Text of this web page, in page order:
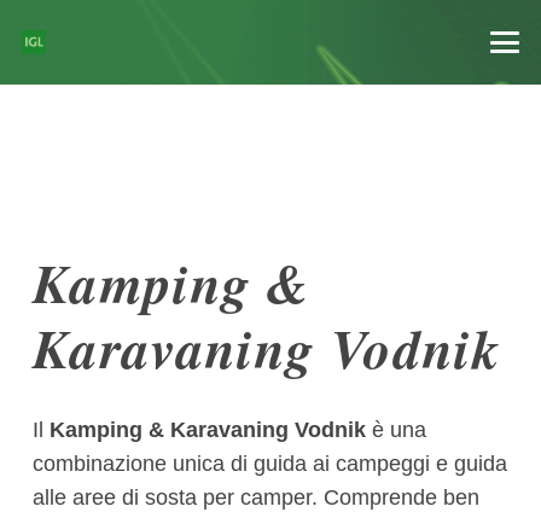
Kamping &
Karavaning Vodnik
Il Kamping & Karavaning Vodnik è una
combinazione unica di guida ai campeggi e guida
alle aree di sosta per camper. Comprende ben